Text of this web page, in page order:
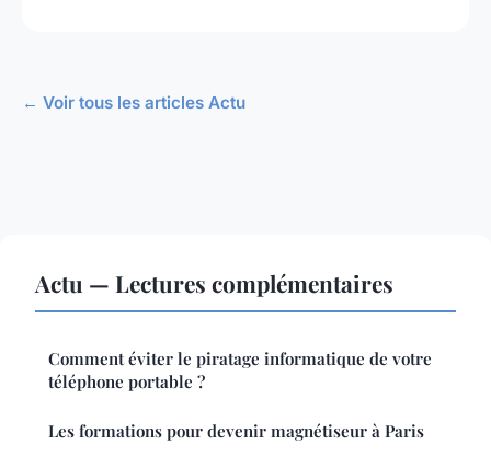
← Voir tous les articles Actu
Actu — Lectures complémentaires
Comment éviter le piratage informatique de votre
téléphone portable ?
Les formations pour devenir magnétiseur à Paris